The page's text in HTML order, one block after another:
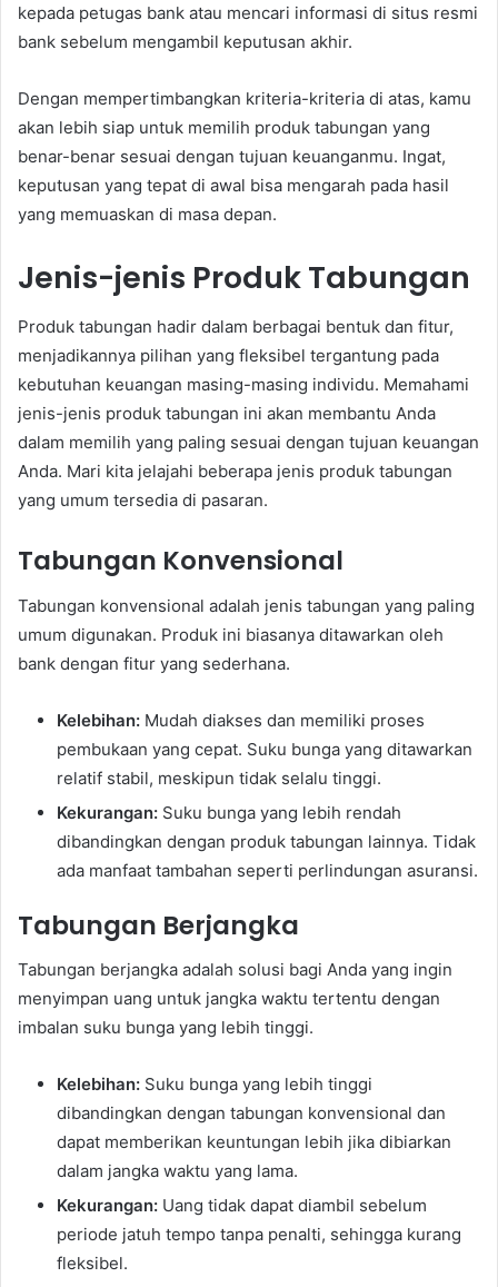
kepada petugas bank atau mencari informasi di situs resmi
bank sebelum mengambil keputusan akhir.
Dengan mempertimbangkan kriteria-kriteria di atas, kamu
akan lebih siap untuk memilih produk tabungan yang
benar-benar sesuai dengan tujuan keuanganmu. Ingat,
keputusan yang tepat di awal bisa mengarah pada hasil
yang memuaskan di masa depan.
Jenis-jenis Produk Tabungan
Produk tabungan hadir dalam berbagai bentuk dan fitur,
menjadikannya pilihan yang fleksibel tergantung pada
kebutuhan keuangan masing-masing individu. Memahami
jenis-jenis produk tabungan ini akan membantu Anda
dalam memilih yang paling sesuai dengan tujuan keuangan
Anda. Mari kita jelajahi beberapa jenis produk tabungan
yang umum tersedia di pasaran.
Tabungan Konvensional
Tabungan konvensional adalah jenis tabungan yang paling
umum digunakan. Produk ini biasanya ditawarkan oleh
bank dengan fitur yang sederhana.
Kelebihan: Mudah diakses dan memiliki proses
pembukaan yang cepat. Suku bunga yang ditawarkan
relatif stabil, meskipun tidak selalu tinggi.
Kekurangan: Suku bunga yang lebih rendah
dibandingkan dengan produk tabungan lainnya. Tidak
ada manfaat tambahan seperti perlindungan asuransi.
Tabungan Berjangka
Tabungan berjangka adalah solusi bagi Anda yang ingin
menyimpan uang untuk jangka waktu tertentu dengan
imbalan suku bunga yang lebih tinggi.
Kelebihan: Suku bunga yang lebih tinggi
dibandingkan dengan tabungan konvensional dan
dapat memberikan keuntungan lebih jika dibiarkan
dalam jangka waktu yang lama.
Kekurangan: Uang tidak dapat diambil sebelum
periode jatuh tempo tanpa penalti, sehingga kurang
fleksibel.